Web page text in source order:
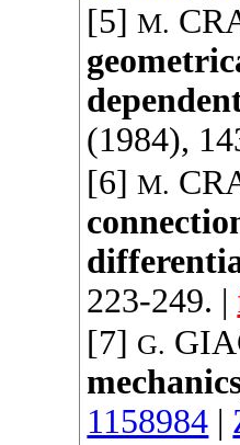
[5]M.
(1984),
[6]M.
223-249. |
[7] G.
1158984 |